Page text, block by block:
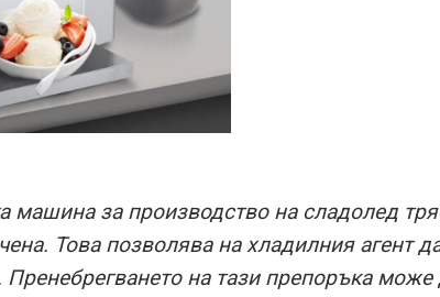
машина за производство на сладолед
Това позволява на хладилния агент
на тази препоръка